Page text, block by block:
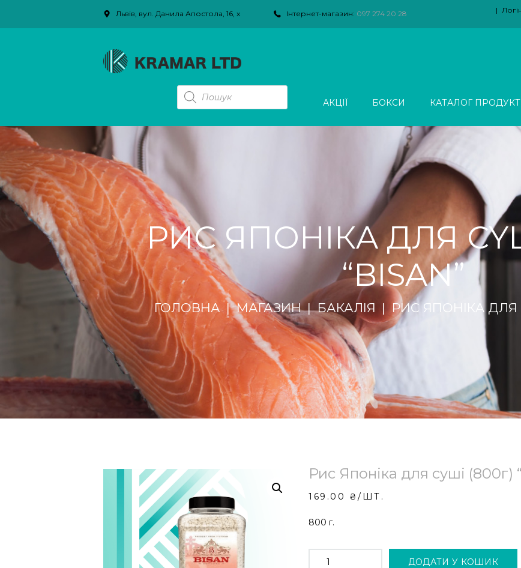
Львів, вул. Данила Апостола, 16, х Інтернет-магазин: 097 274 20 28
PRODUCTS
SEARCH
АКЦІЇ БОКСИ КАТАЛОГ
РИC ЯПOНIКA ДЛЯ
“BISAN”
ГОЛОВНА МАГАЗИН БАКАЛІЯ РИC ЯПOНIКA ДЛЯ
Риc Япoнiкa для cyші (800г)
169.00 ₴ /ШТ.
800 г.
РИC
ЯПOНIКA ДОДАТИ У КОШИК